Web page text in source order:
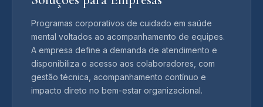
Programas corporativos de cuidado em saúde
mental voltados ao acompanhamento de equipes.
A empresa define a demanda de atendimento e
disponibiliza o acesso aos colaboradores, com
gestão técnica, acompanhamento contínuo e
impacto direto no bem-estar organizacional.